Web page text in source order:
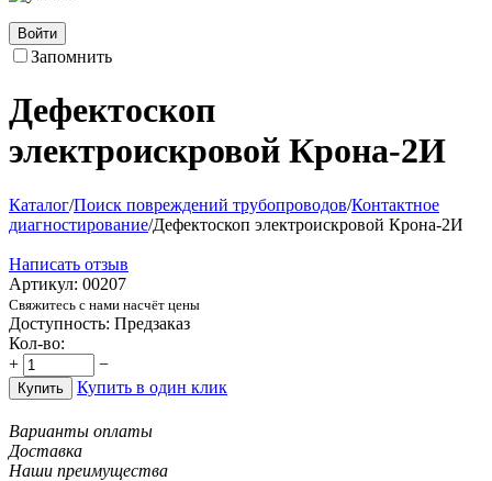
Войти
Запомнить
Дефектоскоп
электроискровой Крона-2И
Каталог/Поиск повреждений трубопроводов/Контактное
диагностирование/Дефектоскоп электроискровой Крона-2И
Написать отзыв
Артикул: 00207
Свяжитесь с нами насчёт цены
Доступность: Предзаказ
Кол-во:
+
−
Купить Купить в один клик
Варианты оплаты
Доставка
Наши преимущества